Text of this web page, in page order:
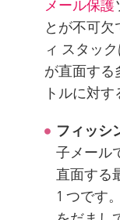
メール保護
とが不可欠
ィ スタッ
が直面する
トルに対す
フィッシ
子メール
直面する
1 つです